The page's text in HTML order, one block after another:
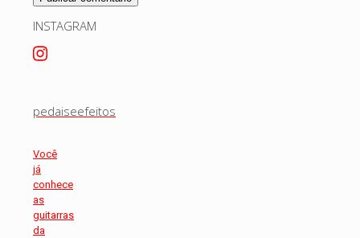
INSTAGRAM
pedaiseefeitos
Você
já
conhece
as
guitarras
da